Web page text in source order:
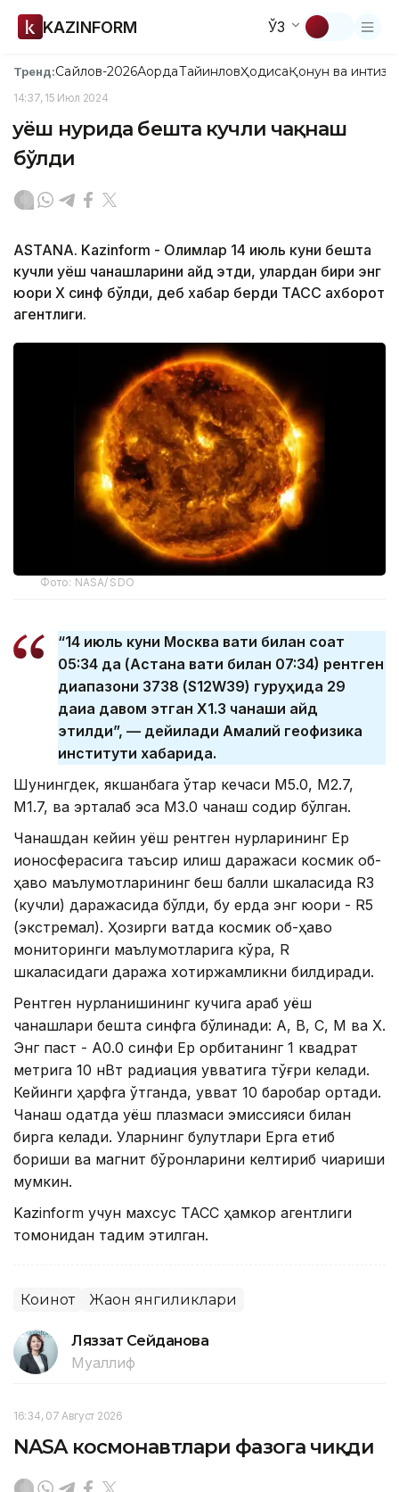
KAZINFORM ЎЗ
Тренд:Сайлов-2026АқордаТайинловҲодисаҚонун ва
14:37, 15 Июл 2024
Қуёш нурида бешта кучли чақнаш
бўлди
ASTANA. Kazinform - Олимлар 14 июль куни бешта
кучли қуёш чақнашларини қайд этди, улардан бири энг
юқори Х синф бўлди, деб хабар берди ТАСС ахборот
агентлиги.
Фото: NASA/ SDO
“14 июль куни Москва вақти билан соат
05:34 да (Астана вақти билан 07:34) рентген
диапазони 3738 (S12W39) гуруҳида 29
дақиқа давом этган Х1.3 чақнаши қайд
этилди”, — дейилади Амалий геофизика
институти хабарида.
Шунингдек, якшанбага ўтар кечаси М5.0, М2.7,
М1.7, ва эрталаб эса М3.0 чақнаш содир бўлган.
Чақнашдан кейин қуёш рентген нурларининг Ер
ионосферасига таъсир қилиш даражаси космик об-
ҳаво маълумотларининг беш балли шкаласида R3
(кучли) даражасида бўлди, бу ерда энг юқори - R5
(экстремал). Ҳозирги вақтда космик об-ҳаво
мониторинги маълумотларига кўра, R
шкаласидаги даража хотиржамликни билдиради.
Рентген нурланишининг кучига қараб қуёш
чақнашлари бешта синфга бўлинади: A, B, C, M ва Х.
Энг паст - А0.0 синфи Ер орбитанинг 1 квадрат
метрига 10 нВт радиация қувватига тўғри келади.
Кейинги ҳарфга ўтганда, қувват 10 баробар ортади.
Чақнаш одатда қуёш плазмаси эмиссияси билан
бирга келади. Уларнинг булутлари Ерга етиб
бориши ва магнит бўронларини келтириб чиқариши
мумкин.
Kazinform учун махсус ТАСС ҳамкор агентлиги
томонидан тақдим этилган.
Коинот Жаҳон янгиликлари
Ляззат Сейданова
Муаллиф
16:34, 07 Август 2026
NASA космонавтлари фазога чиқди